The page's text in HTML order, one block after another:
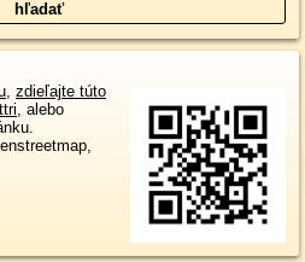
, zdieľajte túto
, alebo